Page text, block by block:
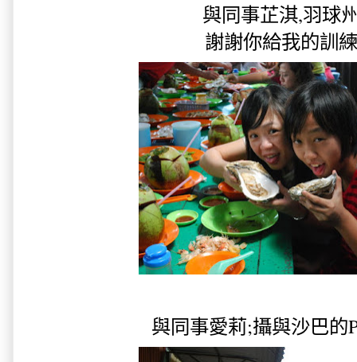
與同事芷淇,羽球
謝謝你給我的訓
與同事愛莉;攝與沙巴的